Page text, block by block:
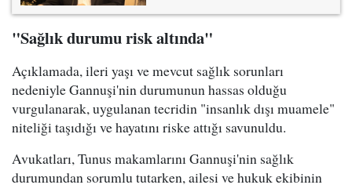
"Sağlık durumu risk altında"
Açıklamada, ileri yaşı ve mevcut sağlık sorunları
nedeniyle Gannuşi'nin durumunun hassas olduğu
vurgulanarak, uygulanan tecridin "insanlık dışı muamele"
niteliği taşıdığı ve hayatını riske attığı savunuldu.
Avukatları, Tunus makamlarını Gannuşi'nin sağlık
durumundan sorumlu tutarken, ailesi ve hukuk ekibinin